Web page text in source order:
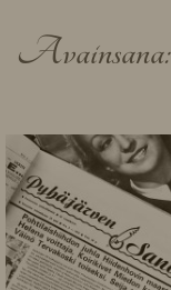
Avainsana: